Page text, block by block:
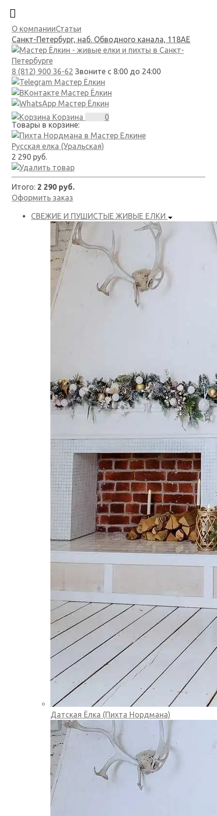
О компанииСтатьи
Санкт-Петербург, наб. Обводного канала, 118АЕ
8 (812) 900 36-62 Звоните с 8:00 до 24:00
Корзина
0
Товары в корзине:
Русская елка (Уральская)
2 290 руб.
Итого: 2 290 руб.
Оформить заказ
СВЕЖИЕ И ПУШИСТЫЕ ЖИВЫЕ ЕЛКИ
Датская Ёлка (Пихта Нордмана)